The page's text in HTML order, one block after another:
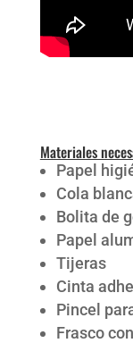
Materiales
Papel
Cola
Bolita de
Papel
Tijeras
Cinta
Pincel
Frasco